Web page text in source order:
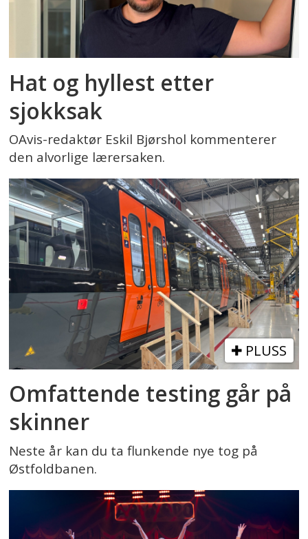
Hat og hyllest etter
sjokksak
OAvis-redaktør Eskil Bjørshol kommenterer
den alvorlige lærersaken.
PLUSS
Omfattende testing går på
skinner
Neste år kan du ta flunkende nye tog på
Østfoldbanen.